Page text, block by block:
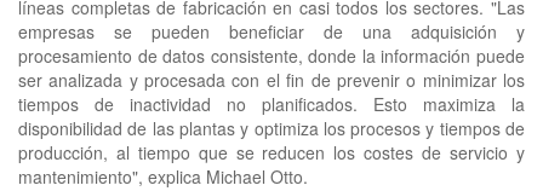
líneas completas de fabricación en casi todos los sectores. "Las
empresas se pueden beneficiar de una adquisición y
procesamiento de datos consistente, donde la información puede
ser analizada y procesada con el fin de prevenir o minimizar los
tiempos de inactividad no planificados. Esto maximiza la
disponibilidad de las plantas y optimiza los procesos y tiempos de
producción, al tiempo que se reducen los costes de servicio y
mantenimiento", explica Michael Otto.